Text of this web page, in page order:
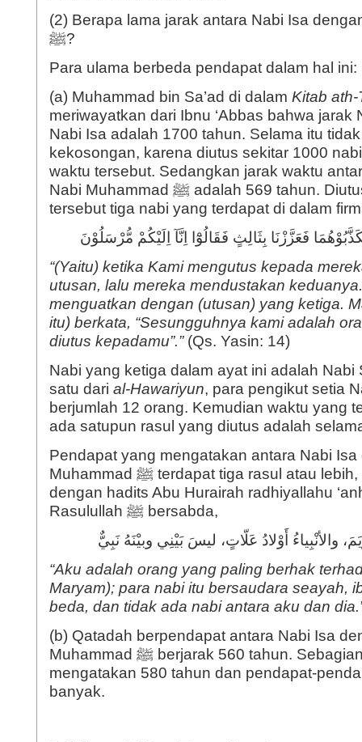
(2) Berapa lama jarak antara Nabi Isa
ﷺ?
Para ulama berbeda pendapat dalam hal ini:
(a) Muhammad bin Sa’ad di dalam Kitab ath-
meriwayatkan dari Ibnu ‘Abbas bahwa jarak
Nabi Isa adalah 1700 tahun. Selama itu
kekosongan, karena diutus sekitar 1000
waktu tersebut. Sedangkan jarak waktu
Nabi Muhammad ﷺ adalah 569 tahun. Diutus di awal waktu
فَعَزَّزْنَا بِثَالِثٍ فَقَالُوْٓا اِنَّآ اِلَيْكُمْ مُّرْسَلُوْنَ
“(Yaitu) ketika Kami mengutus kepada
utusan, lalu mereka mendustakan
menguatkan dengan (utusan) yang ketiga.
itu) berkata, “Sesungguhnya kami adalah
diutus kepadamu”.”(Qs. Yasin: 14)
Nabi yang ketiga dalam ayat ini adalah Nabi
satu dari al-Hawariyun, para pengikut setia
berjumlah 12 orang. Kemudian waktu yang
ada satupun rasul yang diutus adalah
Pendapat yang mengatakan antara Nabi
Muhammad ﷺ terdapat tiga rasul atau lebih, bertentangan
dengan hadits Abu Hurairah radhiyallahu
Rasulullah ﷺ bersabda,
والأنْبِياءُ أَوْلادُ عَلّاتٍ، ليسَ بَيْنِي وبيْنَهُ نَبِيٌّ
“Aku adalah orang yang paling berhak
Maryam); para nabi itu bersaudara seayah,
beda, dan tidak ada nabi antara aku dan
(b) Qatadah berpendapat antara Nabi Isa
Muhammad ﷺ berjarak 560 tahun. Sebagian yang lain
mengatakan 580 tahun dan pendapat-
banyak.